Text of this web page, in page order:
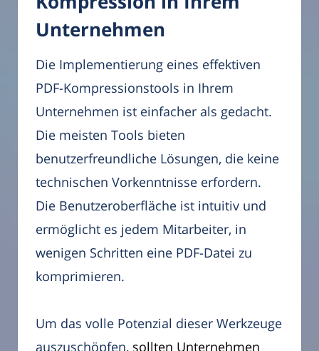
Unternehmen
Die Implementierung eines effektiven
PDF-Kompressionstools in Ihrem
Unternehmen ist einfacher als gedacht.
Die meisten Tools bieten
benutzerfreundliche Lösungen, die keine
technischen Vorkenntnisse erfordern.
Die Benutzeroberfläche ist intuitiv und
ermöglicht es jedem Mitarbeiter, in
wenigen Schritten eine PDF-Datei zu
komprimieren.
Um das volle Potenzial dieser Werkzeuge
auszuschöpfen, sollten Unternehmen